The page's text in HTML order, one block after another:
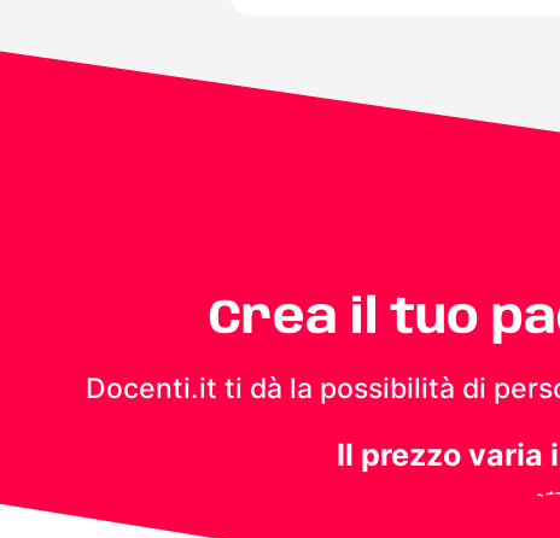
Crea il tuo
Docenti.it ti dà la possibilità di
Il prezzo varia